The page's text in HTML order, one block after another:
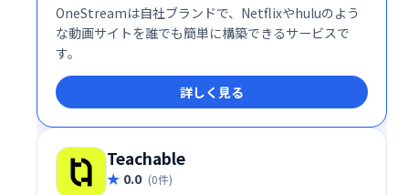
OneStreamは自社ブランドで、Netflixやhuluのよう
な動画サイトを誰でも簡単に構築できるサービスで
す。
詳しく見る
Teachable
0.0 (0件)